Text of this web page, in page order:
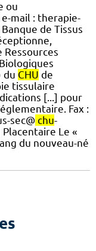
ou
mail : therapie-
de Tissus
du CHU de
tissulaire
[...] pour
Fax :
sec@ chu-
Le «
du nouveau-né